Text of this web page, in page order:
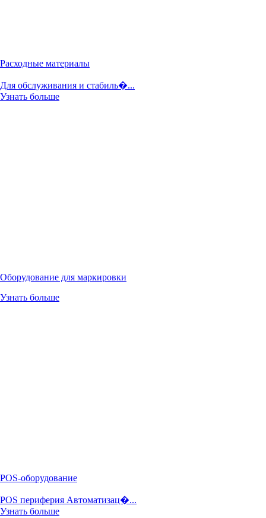
Расходные материалы
Для обслуживания и стабиль�...
Узнать больше
Оборудование для маркировки
Узнать больше
POS-оборудование
POS периферия Автоматизац�...
Узнать больше